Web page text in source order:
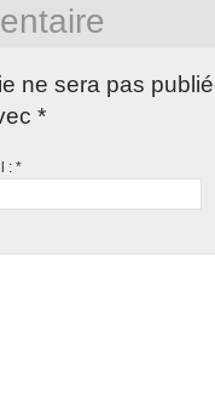
ne sera pas
*
:*